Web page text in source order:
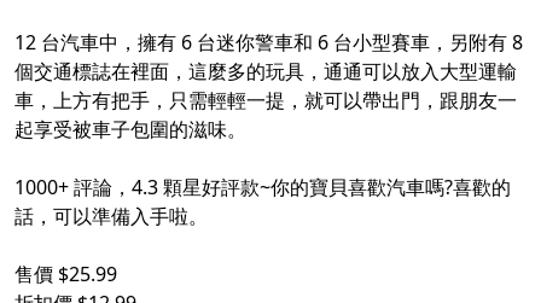
12 台汽車中，擁有 6 台迷你警車和 6 台小型賽車，另附有 8
個交通標誌在裡面，這麼多的玩具，通通可以放入大型運輸
車，上方有把手，只需輕輕一提，就可以帶出門，跟朋友一
起享受被車子包圍的滋味。
1000+ 評論，4.3 顆星好評款~你的寶貝喜歡汽車嗎?喜歡的
話，可以準備入手啦。
售價 $25.99